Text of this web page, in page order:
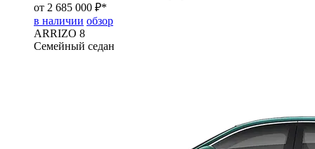
от 2 685 000 ₽*
в наличии обзор
ARRIZO 8
Семейный седан